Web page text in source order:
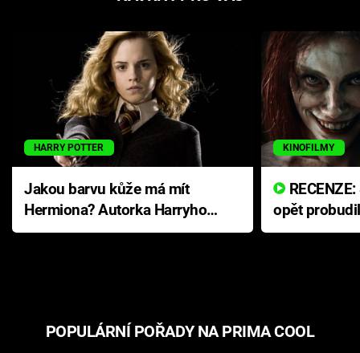
HARRY POTTER
Jakou barvu kůže má mít
Hermiona? Autorka Harryho
Pottera přišla s ráznou
KINOFILMY
opět
přichází s
POPULÁRNÍ POŘADY NA PRIMA COOL